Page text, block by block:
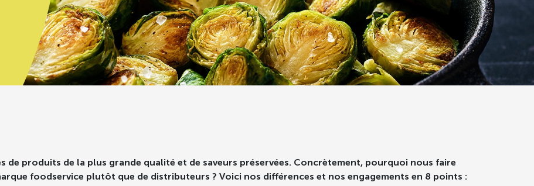
de produits de la plus grande qualité et de saveurs préservées. Concrètement, pourquoi nous faire
foodservice plutôt que de distributeurs ? Voici nos différences et nos engagements en 8 points :